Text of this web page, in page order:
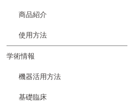
商品紹介
使用方法
学術情報
機器活用方法
基礎臨床